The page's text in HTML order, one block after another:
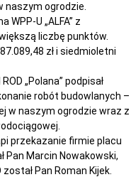
ogrodzie.
WPP-U „ALFA” z
liczbę punktów.
zł i siedmioletni
„Polana” podpisał
robót budowlanych –
w naszym ogrodzie wraz z
przekazanie firmie placu
Pan Marcin Nowakowski,
Pan Roman Kijek.